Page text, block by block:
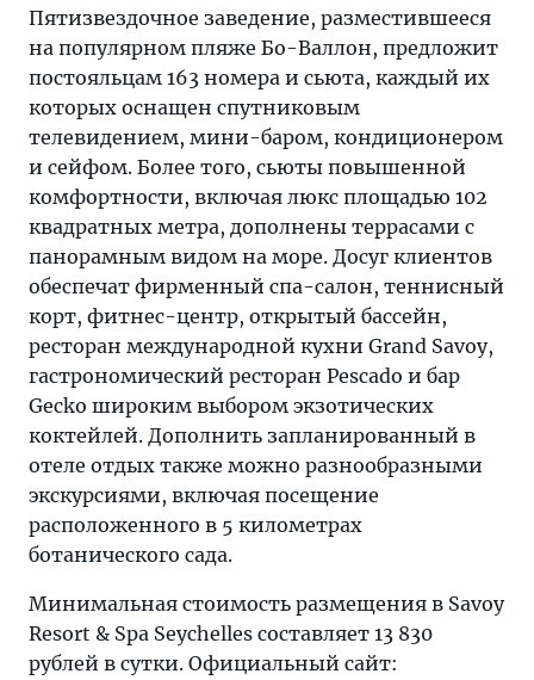
Пятизвездочное заведение, разместившееся
на популярном пляже Бо-Валлон, предложит
постояльцам 163 номера и сьюта, каждый их
которых оснащен спутниковым
телевидением, мини-баром, кондиционером
и сейфом. Более того, сьюты повышенной
комфортности, включая люкс площадью 102
квадратных метра, дополнены террасами с
панорамным видом на море. Досуг клиентов
обеспечат фирменный спа-салон, теннисный
корт, фитнес-центр, открытый бассейн,
ресторан международной кухни Grand Savoy,
гастрономический ресторан Pescado и бар
Gecko широким выбором экзотических
коктейлей. Дополнить запланированный в
отеле отдых также можно разнообразными
экскурсиями, включая посещение
расположенного в 5 километрах
ботанического сада.
Минимальная стоимость размещения в Savoy
Resort & Spa Seychelles составляет 13 830
рублей в сутки. Официальный сайт: